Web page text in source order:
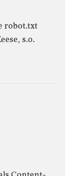
robot.txt
s.o.